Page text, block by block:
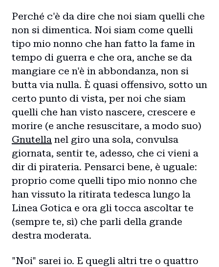
Perché c'è da dire che noi siam quelli che
non si dimentica. Noi siam come quelli
tipo mio nonno che han fatto la fame in
tempo di guerra e che ora, anche se da
mangiare ce n'è in abbondanza, non si
butta via nulla. È quasi offensivo, sotto un
certo punto di vista, per noi che siam
quelli che han visto nascere, crescere e
morire (e anche resuscitare, a modo suo)
Gnutella nel giro una sola, convulsa
giornata, sentir te, adesso, che ci vieni a
dir di pirateria. Pensarci bene, è uguale:
proprio come quelli tipo mio nonno che
han vissuto la ritirata tedesca lungo la
Linea Gotica e ora gli tocca ascoltar te
(sempre te, sì) che parli della grande
destra moderata.
"Noi" sarei io. E quegli altri tre o quattro